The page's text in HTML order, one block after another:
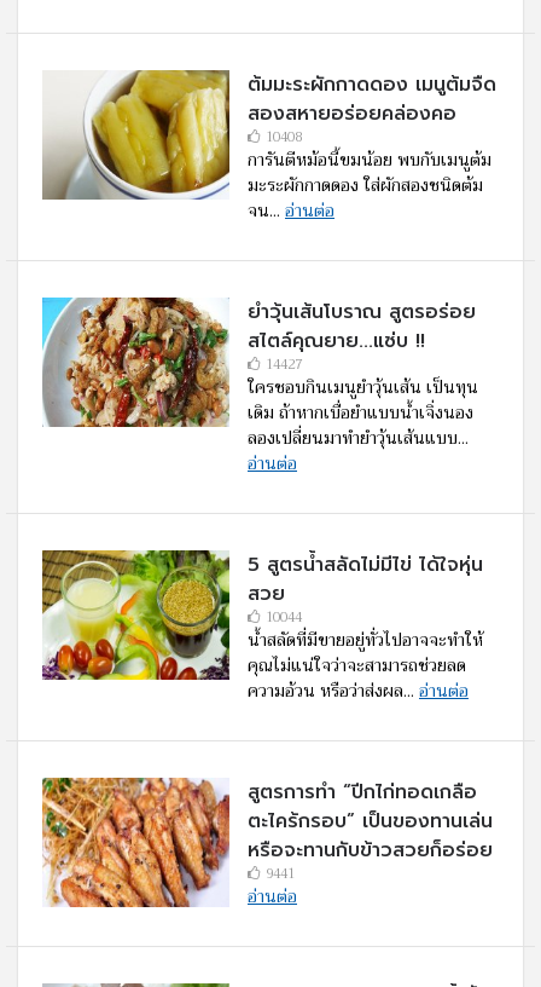
ต้มมะระผักกาดดอง เมนูต้มจืด
สองสหายอร่อยคล่องคอ
10408
การันตีหม้อนี้ขมน้อย พบกับเมนูต้ม
มะระผักกาดดอง ใส่ผักสองชนิดต้ม
จน... อ่านต่อ
ยำวุ้นเส้นโบราณ สูตรอร่อย
สไตล์คุณยาย...แซ่บ !!
14427
ใครชอบกินเมนูยำวุ้นเส้น เป็นทุน
เดิม ถ้าหากเบื่อยำแบบน้ำเจิ่งนอง
ลองเปลี่ยนมาทำยำวุ้นเส้นแบบ...
อ่านต่อ
5 สูตรน้ำสลัดไม่มีไข่ ได้ใจหุ่น
สวย
10044
น้ำสลัดที่มีขายอยู่ทั่วไปอาจจะทำให้
คุณไม่แน่ใจว่าจะสามารถช่วยลด
ความอ้วน หรือว่าส่งผล... อ่านต่อ
สูตรการทำ “ปีกไก่ทอดเกลือ
ตะไคร้กรอบ” เป็นของทานเล่น
หรือจะทานกับข้าวสวยก็อร่อย
9441
อ่านต่อ